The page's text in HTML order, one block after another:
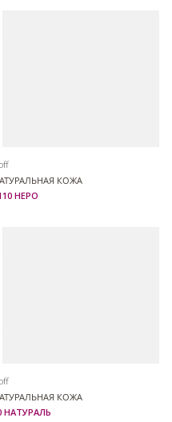
КОЖА
НЕРО
КОЖА
НАТУРАЛЬ